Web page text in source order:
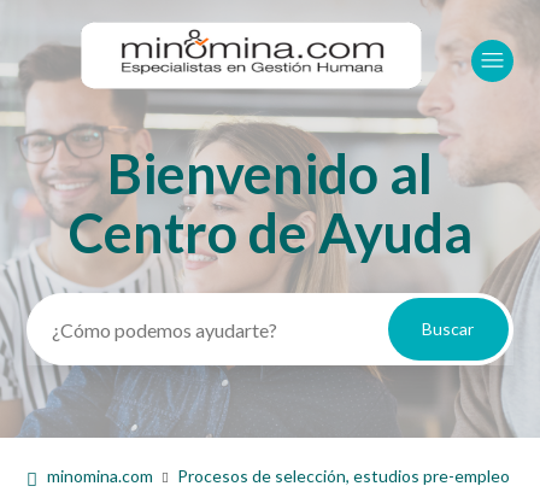
BúsquedaBienvenido al
Centro de Ayuda
minomina.com
Procesos de selección, estudios pre-empleo